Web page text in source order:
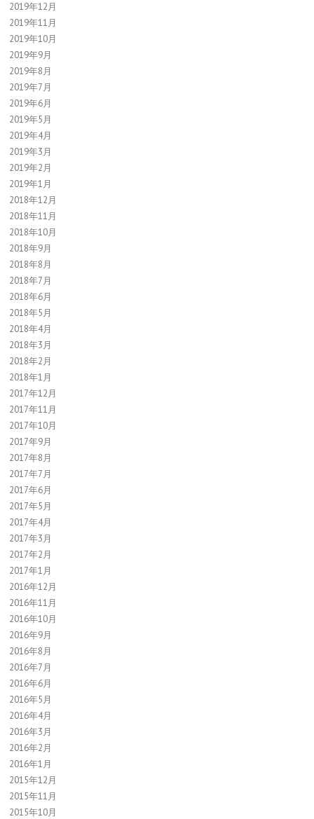
2019年12月
2019年11月
2019年10月
2019年9月
2019年8月
2019年7月
2019年6月
2019年5月
2019年4月
2019年3月
2019年2月
2019年1月
2018年12月
2018年11月
2018年10月
2018年9月
2018年8月
2018年7月
2018年6月
2018年5月
2018年4月
2018年3月
2018年2月
2018年1月
2017年12月
2017年11月
2017年10月
2017年9月
2017年8月
2017年7月
2017年6月
2017年5月
2017年4月
2017年3月
2017年2月
2017年1月
2016年12月
2016年11月
2016年10月
2016年9月
2016年8月
2016年7月
2016年6月
2016年5月
2016年4月
2016年3月
2016年2月
2016年1月
2015年12月
2015年11月
2015年10月